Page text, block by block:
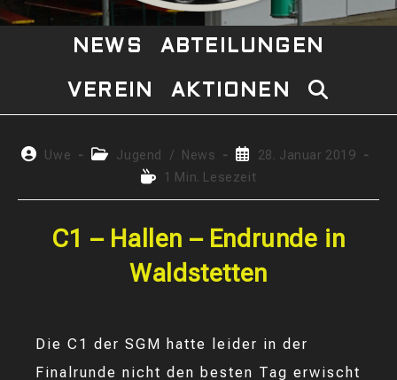
NEWS ABTEILUNGEN
VEREIN AKTIONEN WEBSITE-
Beitrags-
Uwe
Beitrags-
Kategorie:
Jugend / News
Beitrag
veröffentlicht:
28. Januar 2019
Lesedauer:
1 Min. Lesezeit
C1 – Hallen – Endrunde in
Waldstetten
Die C1 der SGM hatte leider in der
Finalrunde nicht den besten Tag erwischt